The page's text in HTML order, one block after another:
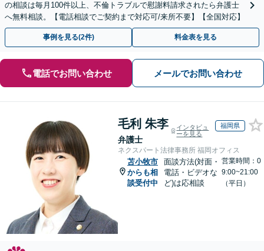
の相談は毎月100件以上、不倫トラブルで慰謝料請求されたら弁護士
へ無料相談。【電話相談でご契約まで対応可/来所不要】【全国対応】
事例を見る(2件) 料金表を見る
電話でお問い合わせ メールでお問い合わせ
毛利 朱李
弁護士
インタビュ
ーを見る
福岡県
ネクスパート法律事務所 福岡オフィス
苫小牧市
からも相
談受付中
面談方法(対面・
電話・ビデオな
ど)は応相談
営業時間：0
9:00~21:00
（平日）